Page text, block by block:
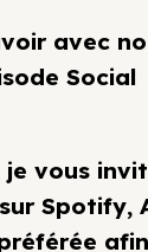
avec
Social
vous
Spotify,
afin